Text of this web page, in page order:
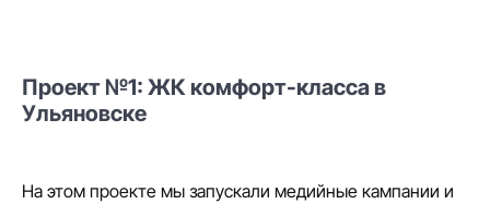
Проект №1: ЖК комфорт-класса в
Ульяновске
На этом проекте мы запускали медийные кампании и